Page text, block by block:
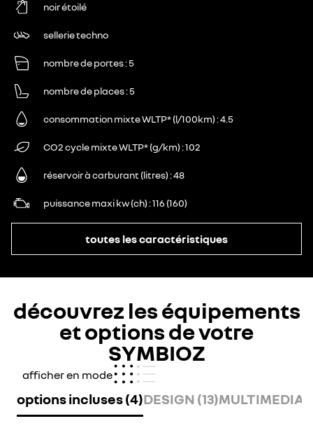
noir étoilé
sellerie techno
nombre de portes 5
nombre de places 5
consommation mixte WLTP* (l/100km) 4.5
CO2 cycle mixte WLTP* (g/km) 102
réservoir à carburant (litres) 48
puissance maxi kw (ch) 116 (160)
toutes les caractéristiques
découvrez les équipements
et options de votre
SYMBIOZ
afficher en mode
options incluses (4)DESIGN (13)MULTIMEDIA